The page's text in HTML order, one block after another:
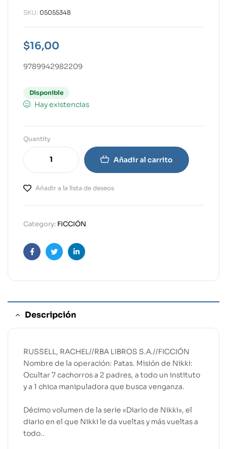
SKU: 05055348
$16,00
9789942982209
Disponible
Hay existencias
Quantity
Añadir al carrito
Añadir a la lista de deseos
Category: FICCIÓN
FacebookTwitterLinkedin
Descripción
RUSSELL, RACHEL//RBA LIBROS S.A.//FICCIÓN
Nombre de la operación: Patas. Misión de Nikki:
Ocultar 7 cachorros a 2 padres, a todo un instituto
y a 1 chica manipuladora que busca venganza.
Décimo volumen de la serie «Diario de Nikki», el
diario en el que Nikki le da vueltas y más vueltas a
todo..